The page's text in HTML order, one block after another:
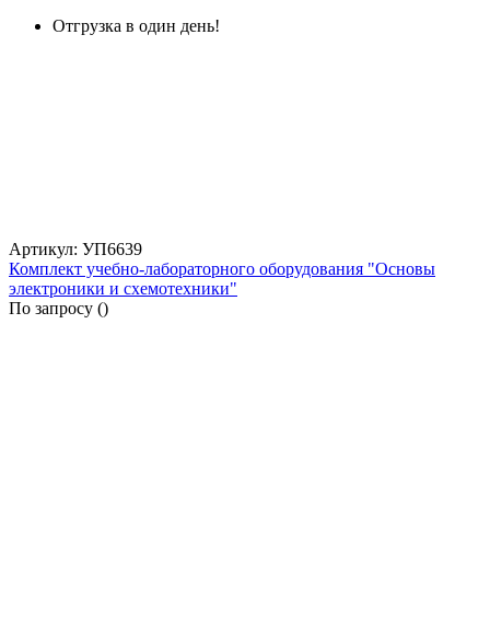
Отгрузка в один день!
Артикул: УП6639
Комплект учебно-лабораторного оборудования "Основы
электроники и схемотехники"
По запросу ()